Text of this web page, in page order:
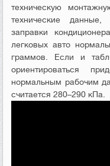
техническую
технические
заправки
легковых авто
граммов. Если и
ориентироваться
нормальным рабочим
считается 280–290 кПа.